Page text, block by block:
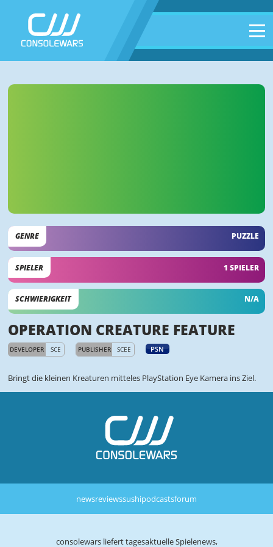
GENRE PUZZLE
SPIELER 1 SPIELER
SCHWIERIGKEIT N/A
OPERATION CREATURE FEATURE
DEVELOPER SCE PUBLISHER SCEE PSN
Bringt die kleinen Kreaturen mitteles PlayStation Eye Kamera ins Ziel.
newsreviewssushipodcastsforum
consolewars liefert tagesaktuelle Spielenews,